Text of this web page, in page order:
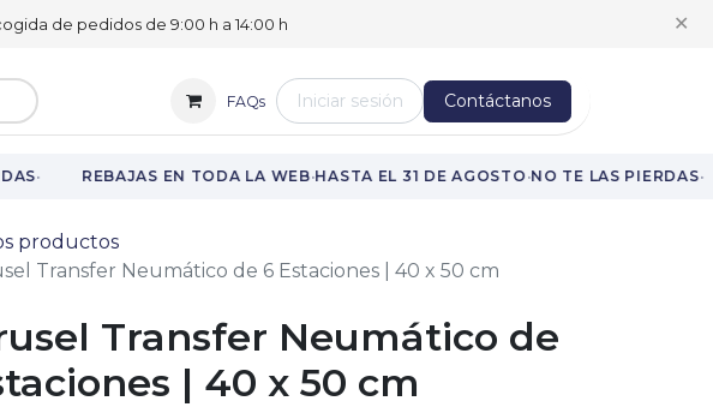
de pedidos de 9:00 h a 14:00 h ✕
FAQs Iniciar sesión Contáctanos
· REBAJAS EN TODA LA WEB·HASTA EL 31 DE AGOSTO·NO TE LAS PIERDAS·
productos
Transfer Neumático de 6 Estaciones | 40 x 50 cm
Transfer Neumático de
| 40 x 50 cm